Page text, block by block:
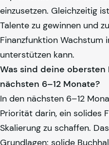
einzusetzen. Gleichzeitig
Talente zu gewinnen und
Finanzfunktion Wachstum
unterstützen kann.
Was sind deine
nächsten 6–12 Monate?
In den nächsten 6–12
Priorität darin, ein solides
Skalierung zu schaffen.
Grundlagen: solide